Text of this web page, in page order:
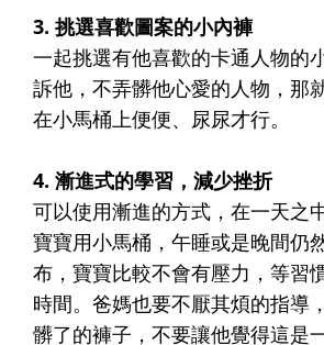
3. 挑選喜歡圖案的小內褲
一起挑選有他喜歡的卡通人物的
訴他，不弄髒他心愛的人物，那
在小馬桶上便便、尿尿才行。
4. 漸進式的學習，減少挫折
可以使用漸進的方式，在一天之
寶寶用小馬桶，午睡或是晚間仍
布，寶寶比較不會有壓力，等習
時間。爸媽也要不厭其煩的指導
髒了的褲子，不要讓他覺得這是